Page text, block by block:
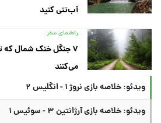
آب‌تنی کنید
راهنمای سفر
۷ جنگل خنک شمال که
می‌کنند
ویدئو: خلاصه بازی نروژ ۱ - انگلیس ۲
ویدئو: خلاصه بازی آرژانتین ۳ - سوئیس ۱